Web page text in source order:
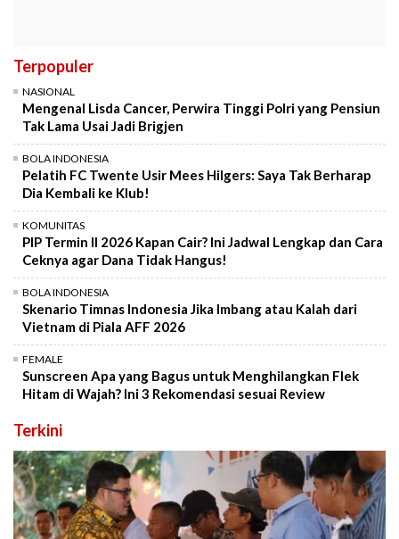
Terpopuler
NASIONAL
Mengenal Lisda Cancer, Perwira Tinggi Polri yang Pensiun
Tak Lama Usai Jadi Brigjen
BOLA INDONESIA
Pelatih FC Twente Usir Mees Hilgers: Saya Tak Berharap
Dia Kembali ke Klub!
KOMUNITAS
PIP Termin II 2026 Kapan Cair? Ini Jadwal Lengkap dan Cara
Ceknya agar Dana Tidak Hangus!
BOLA INDONESIA
Skenario Timnas Indonesia Jika Imbang atau Kalah dari
Vietnam di Piala AFF 2026
FEMALE
Sunscreen Apa yang Bagus untuk Menghilangkan Flek
Hitam di Wajah? Ini 3 Rekomendasi sesuai Review
Terkini